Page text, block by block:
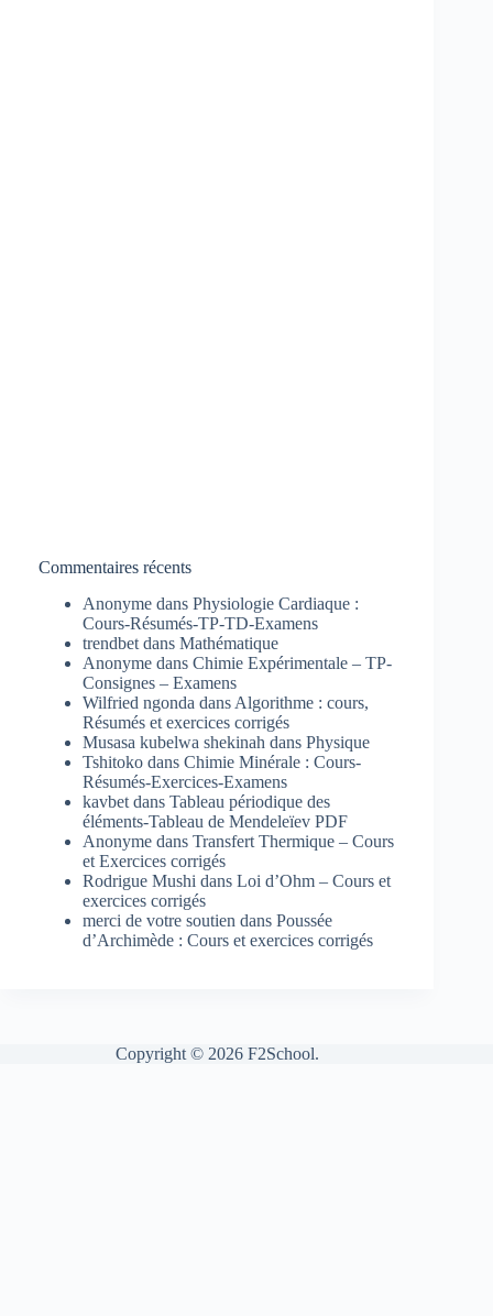
Commentaires récents
Anonyme dans Physiologie Cardiaque :
Cours-Résumés-TP-TD-Examens
trendbet dans Mathématique
Anonyme dans Chimie Expérimentale – TP-
Consignes – Examens
Wilfried ngonda dans Algorithme : cours,
Résumés et exercices corrigés
Musasa kubelwa shekinah dans Physique
Tshitoko dans Chimie Minérale : Cours-
Résumés-Exercices-Examens
kavbet dans Tableau périodique des
éléments-Tableau de Mendeleïev PDF
Anonyme dans Transfert Thermique – Cours
et Exercices corrigés
Rodrigue Mushi dans Loi d’Ohm – Cours et
exercices corrigés
merci de votre soutien dans Poussée
d’Archimède : Cours et exercices corrigés
Copyright © 2026 F2School.